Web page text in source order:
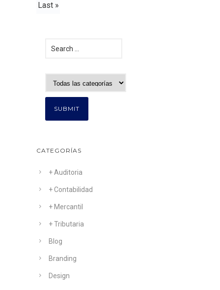
Last »
CATEGORÍAS
+ Auditoria
+ Contabilidad
+ Mercantil
+ Tributaria
Blog
Branding
Design